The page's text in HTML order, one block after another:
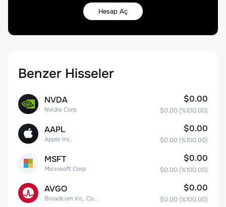
Hesap Aç
Benzer Hisseler
NVDA
Nvidia Corp
$0.00
$0.00 (%100.00)
AAPL
Apple Inc.
$0.00
$0.00 (%100.00)
MSFT
Microsoft Corp
$0.00
$0.00 (%100.00)
AVGO
Broadcom Inc. Common Stock
$0.00
$0.00 (%100.00)